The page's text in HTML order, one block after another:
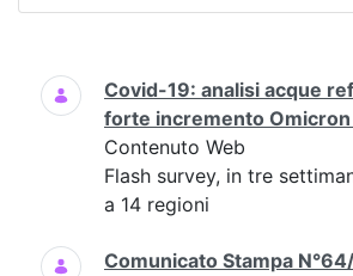
Ricerca
Covid-19: analisi acque
forte incremento Omicron
Contenuto Web
Flash survey, in tre
a 14 regioni
Comunicato Stampa N°64/